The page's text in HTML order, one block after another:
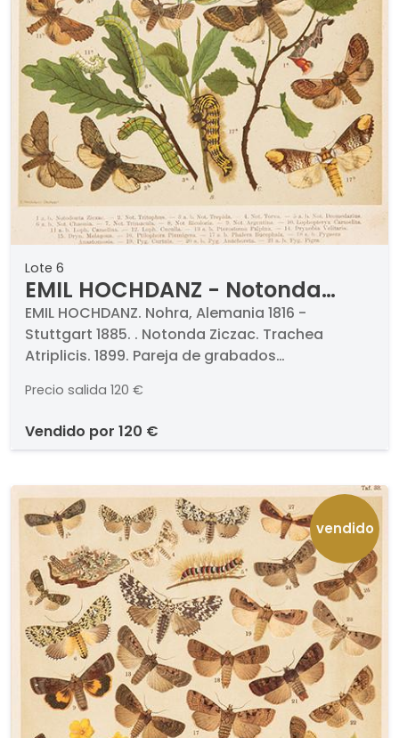
Lote 6
EMIL HOCHDANZ - Notonda
Ziczac Trachea Atriplicis
EMIL HOCHDANZ. Nohra, Alemania 1816 -
Stuttgart 1885. . Notonda Ziczac. Trachea
Atriplicis. 1899. Pareja de grabados
numerados. Medidas 275 x 210 mm cada uno.
Con paspartú y certificado al dorso. . Procede
de la célebre obra del entomólogo alemán Karl
"Schmetterlingsbuch", Stuttgart, 1899 dedicado
a las mariposas de todos los continentes.
Precio salida 120 €
vendido por 120 €
vendido